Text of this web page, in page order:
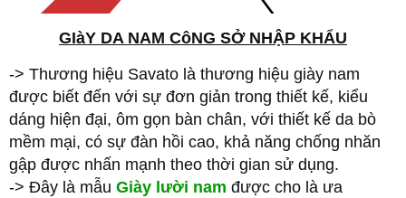
GIàY DA NAM CôNG SỞ NHẬP KHẨU
-> Thương hiệu Savato là thương hiệu giày nam
được biết đến với sự đơn giản trong thiết kế, kiểu
dáng hiện đại, ôm gọn bàn chân, với thiết kế da bò
mềm mại, có sự đàn hồi cao, khả năng chống nhăn
gập được nhấn mạnh theo thời gian sử dụng.
-> Đây là mẫu Giày lười nam được cho là ưa